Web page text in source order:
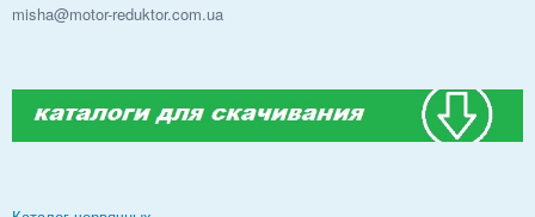
misha@motor-reduktor.com.ua